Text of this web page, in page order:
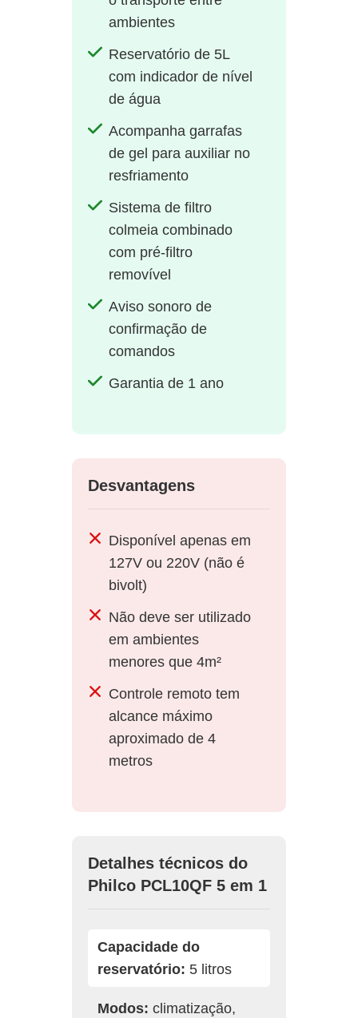
ambientes
Reservatório de 5L
com indicador de nível
de água
Acompanha garrafas
de gel para auxiliar no
resfriamento
Sistema de filtro
colmeia combinado
com pré-filtro
removível
Aviso sonoro de
confirmação de
comandos
Garantia de 1 ano
Desvantagens
Disponível apenas em
127V ou 220V (não é
bivolt)
Não deve ser utilizado
em ambientes
menores que 4m²
Controle remoto tem
alcance máximo
aproximado de 4
metros
Detalhes técnicos do
Philco PCL10QF 5 em 1
Capacidade do
reservatório: 5 litros
Modos: climatização,